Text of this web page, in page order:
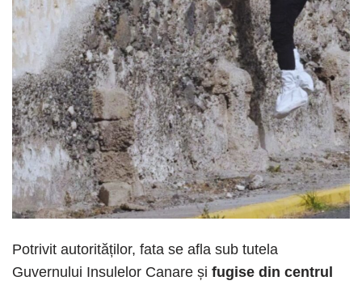
Potrivit autorităților, fata se afla sub tutela
Guvernului Insulelor Canare și fugise din centrul